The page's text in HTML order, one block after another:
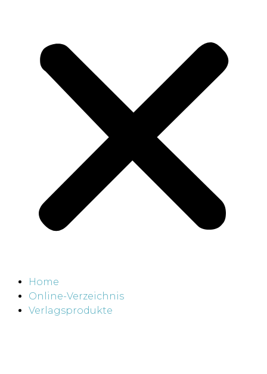
Home
Online-Verzeichnis
Verlagsprodukte